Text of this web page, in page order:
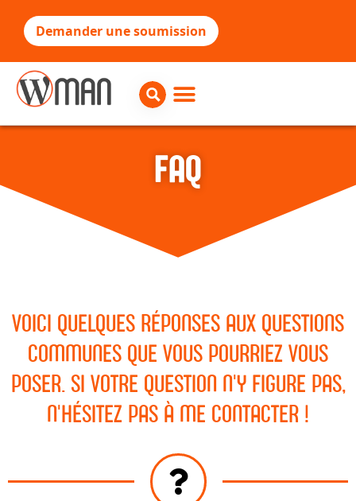
Demander une soumission
FAQ
VOICI QUELQUES RÉPONSES AUX QUESTIONS
COMMUNES QUE VOUS POURRIEZ VOUS
POSER. SI VOTRE QUESTION N'Y FIGURE PAS,
N'HÉSITEZ PAS À ME CONTACTER !